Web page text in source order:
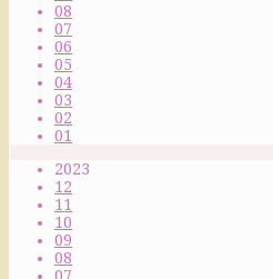
08
07
06
05
04
03
02
01
2023
12
11
10
09
08